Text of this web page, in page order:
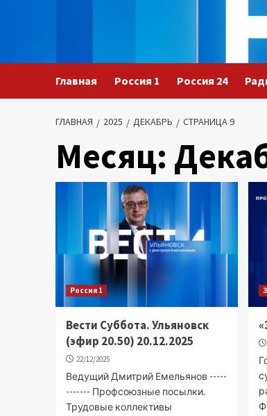
Главная Россия 1 Россия 24
ГЛАВНАЯ 2025 ДЕКАБРЬ СТРАНИЦА 9
Месяц:
Россия 1
Вести Суббота. Ульяновск
(эфир 20.50) 20.12.2025
22/12/2025
Ведущий Дмитрий Емельянов -----
------- Профсоюзные посылки.
Трудовые коллективы